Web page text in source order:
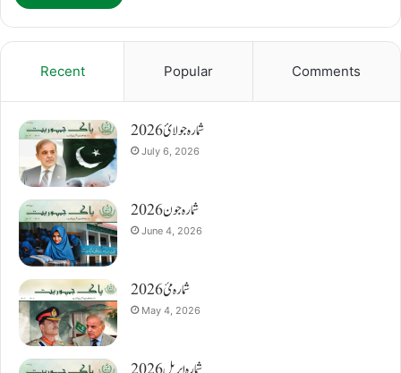
Recent Popular Comments
شمارہ جولائ 2026
July 6, 2026
شمارہ جون 2026
June 4, 2026
شمارہ مئ 2026
May 4, 2026